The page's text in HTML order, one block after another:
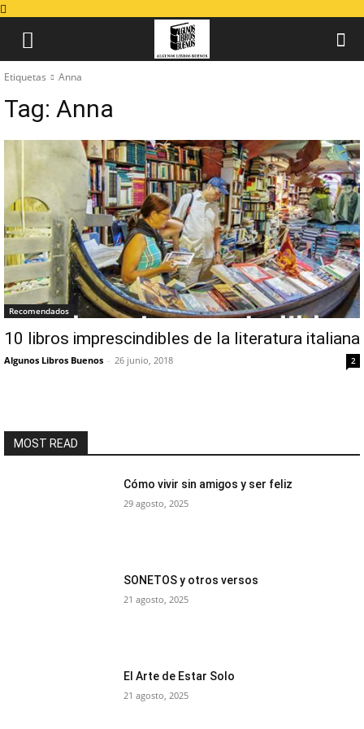
Etiquetas Anna
Tag: Anna
Recomendados
10 libros imprescindibles de la literatura italiana
Algunos Libros Buenos - 26 junio, 2018 2
MOST READ
Cómo vivir sin amigos y ser feliz
29 agosto, 2025
SONETOS y otros versos
21 agosto, 2025
El Arte de Estar Solo
21 agosto, 2025